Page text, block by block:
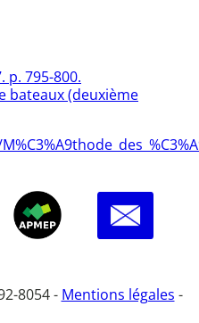
p. 795-800.
bateaux (deuxième
8054 - Mentions légales -